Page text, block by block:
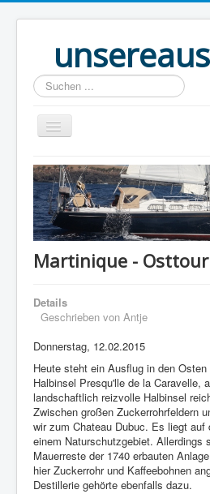
Suchen
...
Start
(B)logbuch
Welt Ahoi
Über uns
Impressum
Datenschutz
Martinique - Osttour
Details
Geschrieben von Antje
Donnerstag, 12.02.2015
Heute steht ein Ausflug in den
Halbinsel Presqu'lle de la Caravelle,
landschaftlich reizvolle Halbinsel
Zwischen großen Zuckerrohrfeldern
wir zum Chateau Dubuc. Es liegt auf
einem Naturschutzgebiet. Allerdings
Mauerreste der 1740 erbauten
hier Zuckerrohr und Kaffeebohnen
Destillerie gehörte ebenfalls dazu.